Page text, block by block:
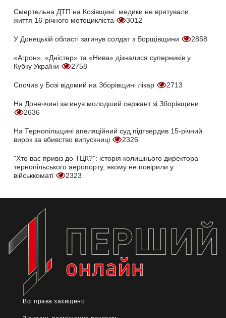
Смертельна ДТП на Козівщині: медики не врятували
життя 16-річного мотоцикліста
3012
У Донецькій області загинув солдат з Борщівщини 2858
«Агрон», «Дністер» та «Нива» дізналися суперників у
Кубку України
2758
Спочив у Бозі відомий на Зборівщині лікар 2713
На Донеччині загинув молодший сержант зі Зборівщини
2636
На Тернопільщині апеляційний суд підтвердив 15-річний
вирок за вбивство випускниці
2326
"Хто вас привіз до ТЦК?": історія колишнього директора
тернопільського аеропорту, якому не повірили у
військкоматі
2323
Всі права захищено